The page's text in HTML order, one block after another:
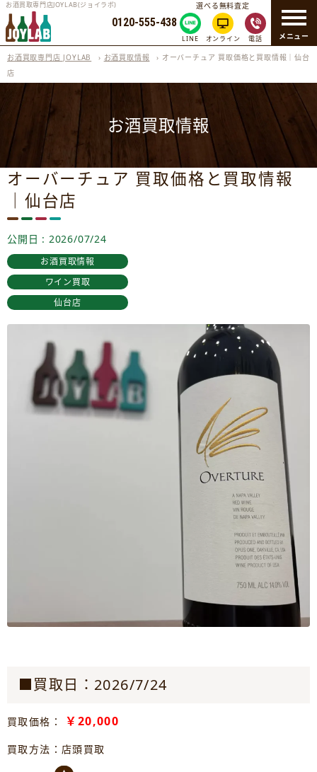
メニュー
お酒買取専門店JOYLAB(ジョイラボ)
0120-555-438
選べる無料査定
LINE オンライン 電話
お酒買取専門店 JOYLAB › お酒買取情報 › オーバーチュア 買取価格と買取情報｜仙台
店
お酒買取情報
オーバーチュア 買取価格と買取情報
｜仙台店
公開日 : 2026/07/24
お酒買取情報
ワイン買取
仙台店
■買取日：2026/7/24
買取価格： ￥20,000
買取方法：店頭買取